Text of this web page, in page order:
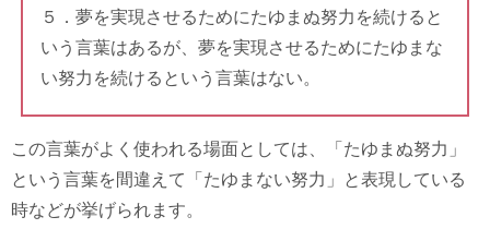
５．夢を実現させるためにたゆまぬ努力を続けると
いう言葉はあるが、夢を実現させるためにたゆまな
い努力を続けるという言葉はない。
この言葉がよく使われる場面としては、「たゆまぬ努力」
という言葉を間違えて「たゆまない努力」と表現している
時などが挙げられます。